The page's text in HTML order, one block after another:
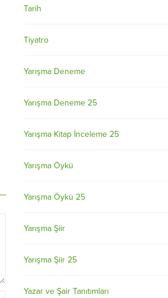
Tarih
Tiyatro
Yarışma Deneme
Yarışma Deneme 25
Yarışma Kitap İnceleme 25
Yarışma Öykü
Yarışma Öykü 25
Yarışma Şiir
Yarışma Şiir 25
Yazar ve Şair Tanıtımları